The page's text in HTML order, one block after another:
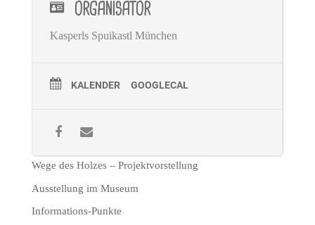
ORGANISATOR
Kasperls Spuikastl München
KALENDER GOOGLECAL
Wege des Holzes – Projektvorstellung
Ausstellung im Museum
Informations-Punkte